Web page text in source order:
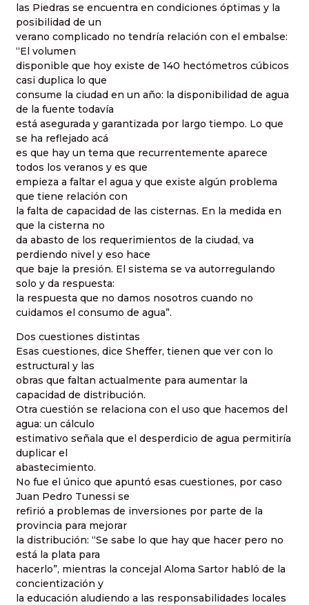
las Piedras se encuentra en condiciones óptimas y la
posibilidad de un
verano complicado no tendría relación con el embalse:
“El volumen
disponible que hoy existe de 140 hectómetros cúbicos
casi duplica lo que
consume la ciudad en un año: la disponibilidad de agua
de la fuente todavía
está asegurada y garantizada por largo tiempo. Lo que
se ha reflejado acá
es que hay un tema que recurrentemente aparece
todos los veranos y es que
empieza a faltar el agua y que existe algún problema
que tiene relación con
la falta de capacidad de las cisternas. En la medida en
que la cisterna no
da abasto de los requerimientos de la ciudad, va
perdiendo nivel y eso hace
que baje la presión. El sistema se va autorregulando
solo y da respuesta:
la respuesta que no damos nosotros cuando no
cuidamos el consumo de agua”.
Dos cuestiones distintas
Esas cuestiones, dice Sheffer, tienen que ver con lo
estructural y las
obras que faltan actualmente para aumentar la
capacidad de distribución.
Otra cuestión se relaciona con el uso que hacemos del
agua: un cálculo
estimativo señala que el desperdicio de agua permitiría
duplicar el
abastecimiento.
No fue el único que apuntó esas cuestiones, por caso
Juan Pedro Tunessi se
refirió a problemas de inversiones por parte de la
provincia para mejorar
la distribución: “Se sabe lo que hay que hacer pero no
está la plata para
hacerlo”, mientras la concejal Aloma Sartor habló de la
concientización y
la educación aludiendo a las responsabilidades locales